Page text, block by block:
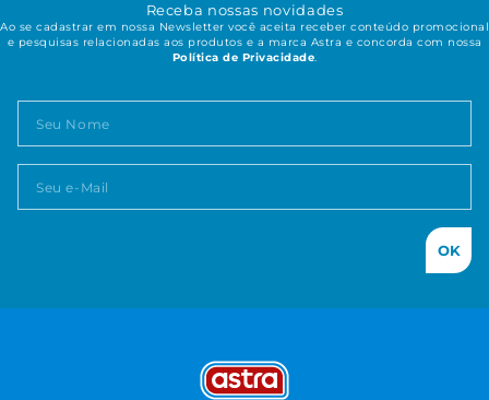
Receba nossas novidades
Ao se cadastrar em nossa Newsletter você aceita receber conteúdo promocional
e pesquisas relacionadas aos produtos e a marca Astra e concorda com nossa
Política de Privacidade.
OK